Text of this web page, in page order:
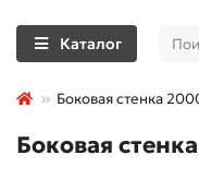
Каталог
Боковая стенка
Боковая